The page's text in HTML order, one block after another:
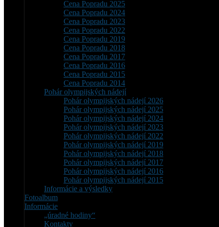
Cena Popradu 2025
Cena Popradu 2024
Cena Popradu 2023
Cena Popradu 2022
Cena Popradu 2019
Cena Popradu 2018
Cena Popradu 2017
Cena Popradu 2016
Cena Popradu 2015
Cena Popradu 2014
Pohár olympijských nádejí
Pohár olympijských nádejí 2026
Pohár olympijských nádejí 2025
Pohár olympijských nádejí 2024
Pohár olympijských nádejí 2023
Pohár olympijských nádejí 2022
Pohár olympijských nádejí 2019
Pohár olympijských nádejí 2018
Pohár olympijských nádejí 2017
Pohár olympijských nádejí 2016
Pohár olympijských nádejí 2015
Informácie a výsledky
Fotoalbum
Informácie
„úradné hodiny“
Kontakty